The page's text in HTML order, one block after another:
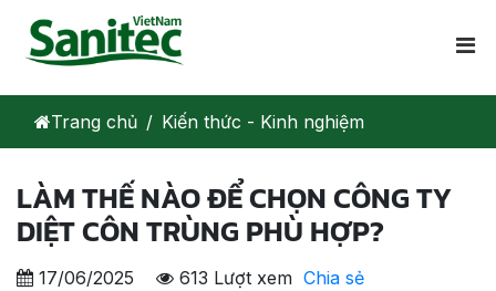
Trang chủ Kiến thức - Kinh nghiệm
LÀM THẾ NÀO ĐỂ CHỌN CÔNG TY
DIỆT CÔN TRÙNG PHÙ HỢP?
17/06/2025 613 Lượt xem Chia sẻ